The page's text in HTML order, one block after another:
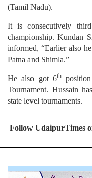
(Tamil Nadu).
It is consecutively
championship. Kundan
informed, “Earlier also
Patna and Shimla.”
He also got 6th
Tournament. Hussain
state level tournaments.
Follow UdaipurTimes